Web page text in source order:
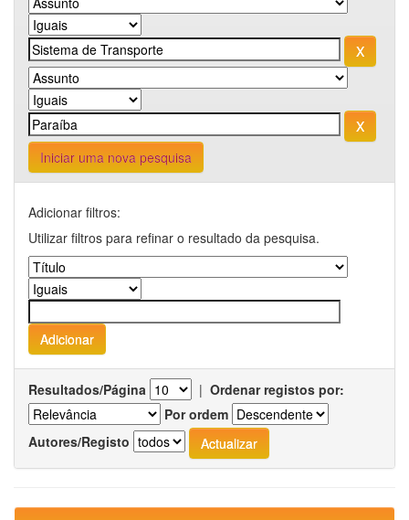
Iniciar uma nova pesquisa
Adicionar filtros:
Utilizar filtros para refinar o resultado da pesquisa.
Resultados/Página | Ordenar registos por:
Por ordem
Autores/Registo